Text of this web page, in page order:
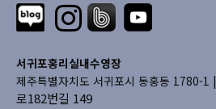
서귀포홍리실내수영장
제주특별자치도 서귀포시 동홍동 1780-1 |
로182번길 149